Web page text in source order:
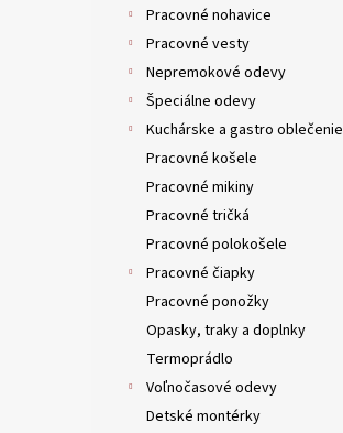
Pracovné nohavice
Pracovné vesty
Nepremokové odevy
Špeciálne odevy
Kuchárske a gastro oblečenie
Pracovné košele
Pracovné mikiny
Pracovné tričká
Pracovné polokošele
Pracovné čiapky
Pracovné ponožky
Opasky, traky a doplnky
Termoprádlo
Voľnočasové odevy
Detské montérky